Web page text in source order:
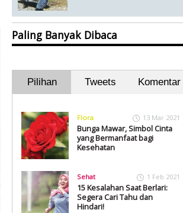
Paling Banyak Dibaca
Pilihan Tweets Komentar
Flora 13 Mar 2021
Bunga Mawar, Simbol Cinta
yang Bermanfaat bagi
Kesehatan
Sehat 1 Feb 2021
15 Kesalahan Saat Berlari:
Segera Cari Tahu dan
Hindari!